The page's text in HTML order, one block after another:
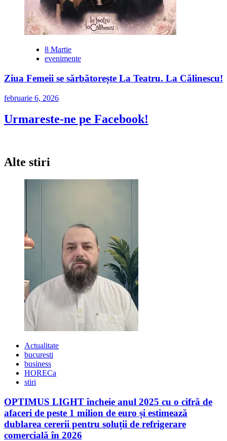
8 Martie
evenimente
Ziua Femeii se sărbătorește La Teatru. La Călinescu!
februarie 6, 2026
Urmareste-ne pe Facebook!
Alte stiri
Actualitate
bucuresti
business
HORECa
stiri
OPTIMUS LIGHT încheie anul 2025 cu o cifră de
afaceri de peste 1 milion de euro și estimează
dublarea cererii pentru soluții de refrigerare
comercială în 2026